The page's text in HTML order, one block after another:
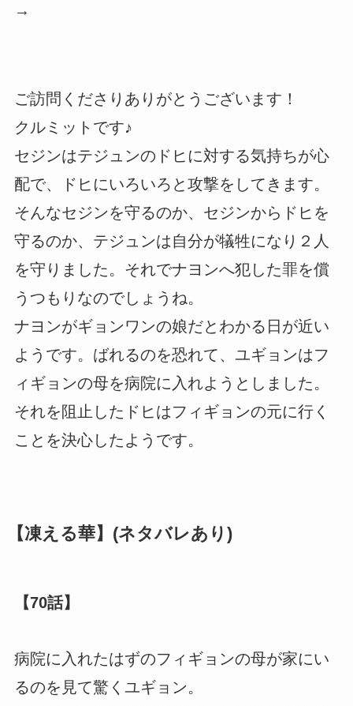
→
ご訪問くださりありがとうございます！
クルミットです♪
セジンはテジュンのドヒに対する気持ちが心
配で、ドヒにいろいろと攻撃をしてきます。
そんなセジンを守るのか、セジンからドヒを
守るのか、テジュンは自分が犠牲になり２人
を守りました。それでナヨンへ犯した罪を償
うつもりなのでしょうね。
ナヨンがギョンワンの娘だとわかる日が近い
ようです。ばれるのを恐れて、ユギョンはフ
ィギョンの母を病院に入れようとしました。
それを阻止したドヒはフィギョンの元に行く
ことを決心したようです。
【凍える華】(ネタバレあり)
【70話】
病院に入れたはずのフィギョンの母が家にい
るのを見て驚くユギョン。